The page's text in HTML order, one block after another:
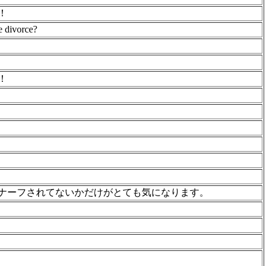
divorce?
フされてないかだけがとても気になります。